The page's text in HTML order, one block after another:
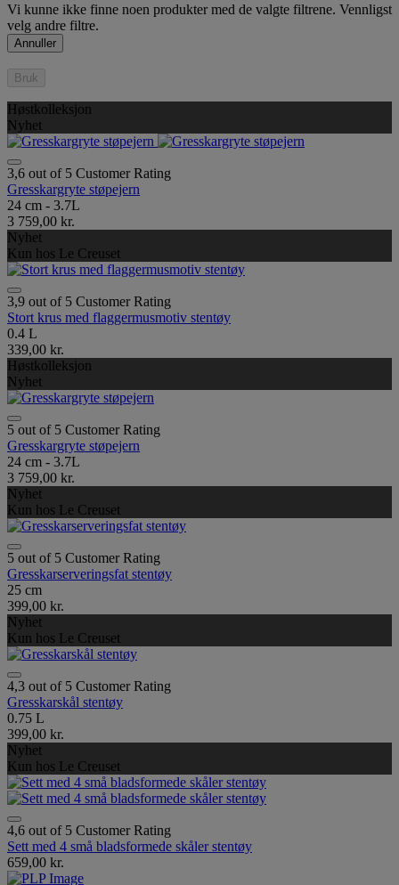
Vi kunne ikke finne noen produkter med de valgte filtrene. Vennligst
velg andre filtre.
Annuller
Bruk
Høstkolleksjon
Nyhet
3,6 out of 5 Customer Rating
Gresskargryte støpejern
24 cm - 3.7L
3 759,00 kr.
Nyhet
Kun hos Le Creuset
3,9 out of 5 Customer Rating
Stort krus med flaggermusmotiv stentøy
0.4 L
339,00 kr.
Høstkolleksjon
Nyhet
5 out of 5 Customer Rating
Gresskargryte støpejern
24 cm - 3.7L
3 759,00 kr.
Nyhet
Kun hos Le Creuset
5 out of 5 Customer Rating
Gresskarserveringsfat stentøy
25 cm
399,00 kr.
Nyhet
Kun hos Le Creuset
4,3 out of 5 Customer Rating
Gresskarskål stentøy
0.75 L
399,00 kr.
Nyhet
Kun hos Le Creuset
4,6 out of 5 Customer Rating
Sett med 4 små bladsformede skåler stentøy
659,00 kr.